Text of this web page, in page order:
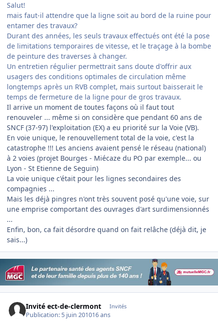
Salut!
mais faut-il attendre que la ligne soit au bord de la ruine pour
entamer des travaux?
Durant des années, les seuls travaux effectués ont été la pose
de limitations temporaires de vitesse, et le traçage à la bombe
de peinture des traverses à changer.
Un entretien régulier permettrait sans doute d'offrir aux
usagers des conditions optimales de circulation même
longtemps après un RVB complet, mais surtout baisserait le
temps de fermeture de la ligne pour de gros travaux.
Il arrive un moment de toutes façons où il faut tout
renouveler ... même si on considère que pendant 60 ans de
SNCF (37-97) l'exploitation (EX) a eu priorité sur la Voie (VB).
En voie unique, le renouvellement total de la voie, c'est la
catastrophe !!! Les anciens avaient pensé le réseau (national)
à 2 voies (projet Bourges - Miécaze du PO par exemple... ou
Lyon - St Etienne de Seguin)
La voie unique c'était pour les lignes secondaires des
compagnies ...
Mais les déjà pingres n'ont très souvent posé qu'une voie, sur
une emprise comportant des ouvrages d'art surdimensionnés
...
Enfin, bon, ca fait désordre quand on fait relâche (déjà dit, je
sais...)
Invité ect-de-clermont Invités
Publication: 5 juin 201016 ans